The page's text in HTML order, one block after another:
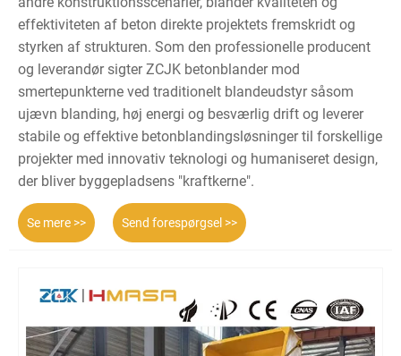
effektiviteten af ​​beton direkte projektets fremskridt og
styrken af ​​strukturen. Som den professionelle producent
og leverandør sigter ZCJK betonblander mod
smertepunkterne ved traditionelt blandeudstyr såsom
ujævn blanding, høj energi og besværlig drift og leverer
stabile og effektive betonblandingsløsninger til forskellige
projekter med innovativ teknologi og humaniseret design,
der bliver byggepladsens "kraftkerne".
Se mere >> Send forespørgsel >>